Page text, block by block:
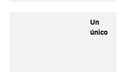
Un
único